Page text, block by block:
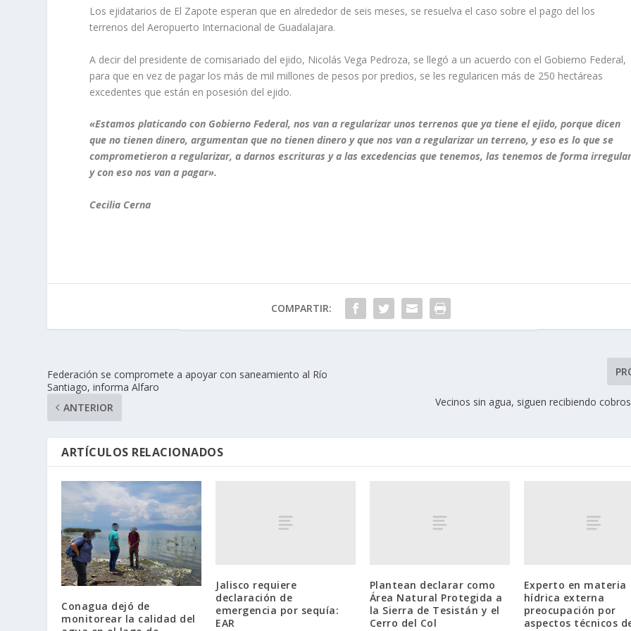
Los ejidatarios de El Zapote esperan que en alrededor de seis meses, se resuelva el caso sobre el pago del los
terrenos del Aeropuerto Internacional de Guadalajara.
A decir del presidente de comisariado del ejido, Nicolás Vega Pedroza, se llegó a un acuerdo con el Gobierno Federal,
para que en vez de pagar los más de mil millones de pesos por predios, se les regularicen más de 250 hectáreas
excedentes que están en posesión del ejido.
«Estamos platicando con Gobierno Federal, nos van a regularizar unos terrenos que ya tiene el ejido, porque dicen
que no tienen dinero, argumentan que no tienen dinero y que nos van a regularizar un terreno, y eso es lo que se
comprometieron a regularizar, a darnos escrituras y a las excedencias que tenemos, las tenemos de forma
y con eso nos van a pagar».
Cecilia Cerna
COMPARTIR:
Federación se compromete a apoyar con saneamiento al Río
Santiago, informa Alfaro
ANTERIOR
Vecinos sin agua, siguen recibiendo
ARTÍCULOS RELACIONADOS
Conagua dejó de
monitorear la calidad del
Jalisco requiere
declaración de
emergencia por sequía:
EAR
Plantean declarar como
Área Natural Protegida a
la Sierra de Tesistán y el
Cerro del Col
Experto en materia
hídrica externa
preocupación por
aspectos técnicos